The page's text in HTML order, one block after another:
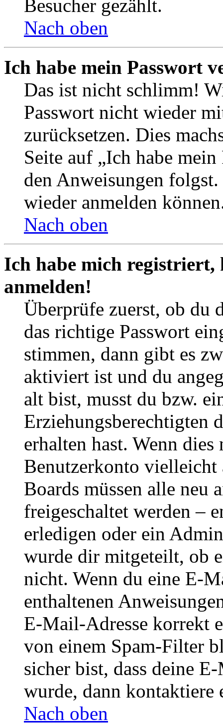
Besucher gezählt.
Nach oben
Ich habe mein Passwort
Das ist nicht schlimm!
Passwort nicht wieder
zurücksetzen. Dies
Seite auf „Ich habe
den Anweisungen
wieder anmelden
Nach oben
Ich habe mich
anmelden!
Überprüfe zuerst, ob du
das richtige Passwort
stimmen, dann gibt es
aktiviert ist und du
alt bist, musst du bzw.
Erziehungsberechtigten
erhalten hast. Wenn
Benutzerkonto
Boards müssen alle neu
freigeschaltet werden –
erledigen oder ein
wurde dir mitgeteilt, ob
nicht. Wenn du eine E-
enthaltenen
E-Mail-Adresse korrekt
von einem Spam-Filter
sicher bist, dass deine
wurde, dann kontaktiere
Nach oben